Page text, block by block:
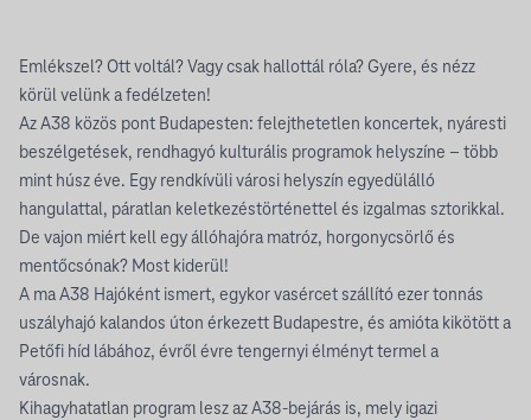
Emlékszel? Ott voltál? Vagy csak hallottál róla? Gyere, és nézz
körül velünk a fedélzeten!
Az A38 közös pont Budapesten: felejthetetlen koncertek, nyáresti
beszélgetések, rendhagyó kulturális programok helyszíne – több
mint húsz éve. Egy rendkívüli városi helyszín egyedülálló
hangulattal, páratlan keletkezéstörténettel és izgalmas sztorikkal.
De vajon miért kell egy állóhajóra matróz, horgonycsörlő és
mentőcsónak? Most kiderül!
A ma A38 Hajóként ismert, egykor vasércet szállító ezer tonnás
uszályhajó kalandos úton érkezett Budapestre, és amióta kikötött a
Petőfi híd lábához, évről évre tengernyi élményt termel a
városnak.
Kihagyhatatlan program lesz az A38-bejárás is, mely igazi